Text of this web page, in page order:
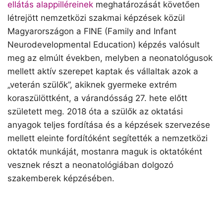
ellátás alappilléreinek meghatározását követően
létrejött nemzetközi szakmai képzések közül
Magyarországon a FINE (Family and Infant
Neurodevelopmental Education) képzés valósult
meg az elmúlt években, melyben a neonatológusok
mellett aktív szerepet kaptak és vállaltak azok a
„veterán szülők”, akiknek gyermeke extrém
koraszülöttként, a várandósság 27. hete előtt
született meg. 2018 óta a szülők az oktatási
anyagok teljes fordítása és a képzések szervezése
mellett eleinte fordítóként segítették a nemzetközi
oktatók munkáját, mostanra maguk is oktatóként
vesznek részt a neonatológiában dolgozó
szakemberek képzésében.